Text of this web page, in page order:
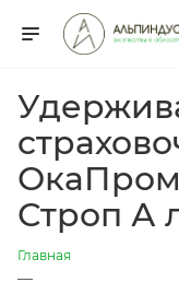
Строп А
Главная
—